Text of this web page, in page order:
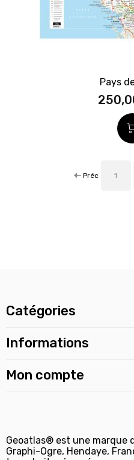
Pays
Préc 1
Catégories
Informations
Mon compte
Geoatlas® est une marque
Graphi-Ogre, Hendaye,